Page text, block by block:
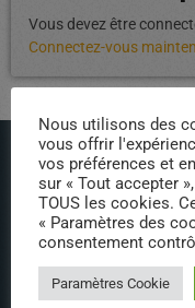
Vous devez être
Connectez-vous
ÉPISODES
Nous utilisons des
vous offrir
vos préférences et
sur « Tout accepter
TOUS les cookies.
« Paramètres des
consentement
Paramètres Cookie